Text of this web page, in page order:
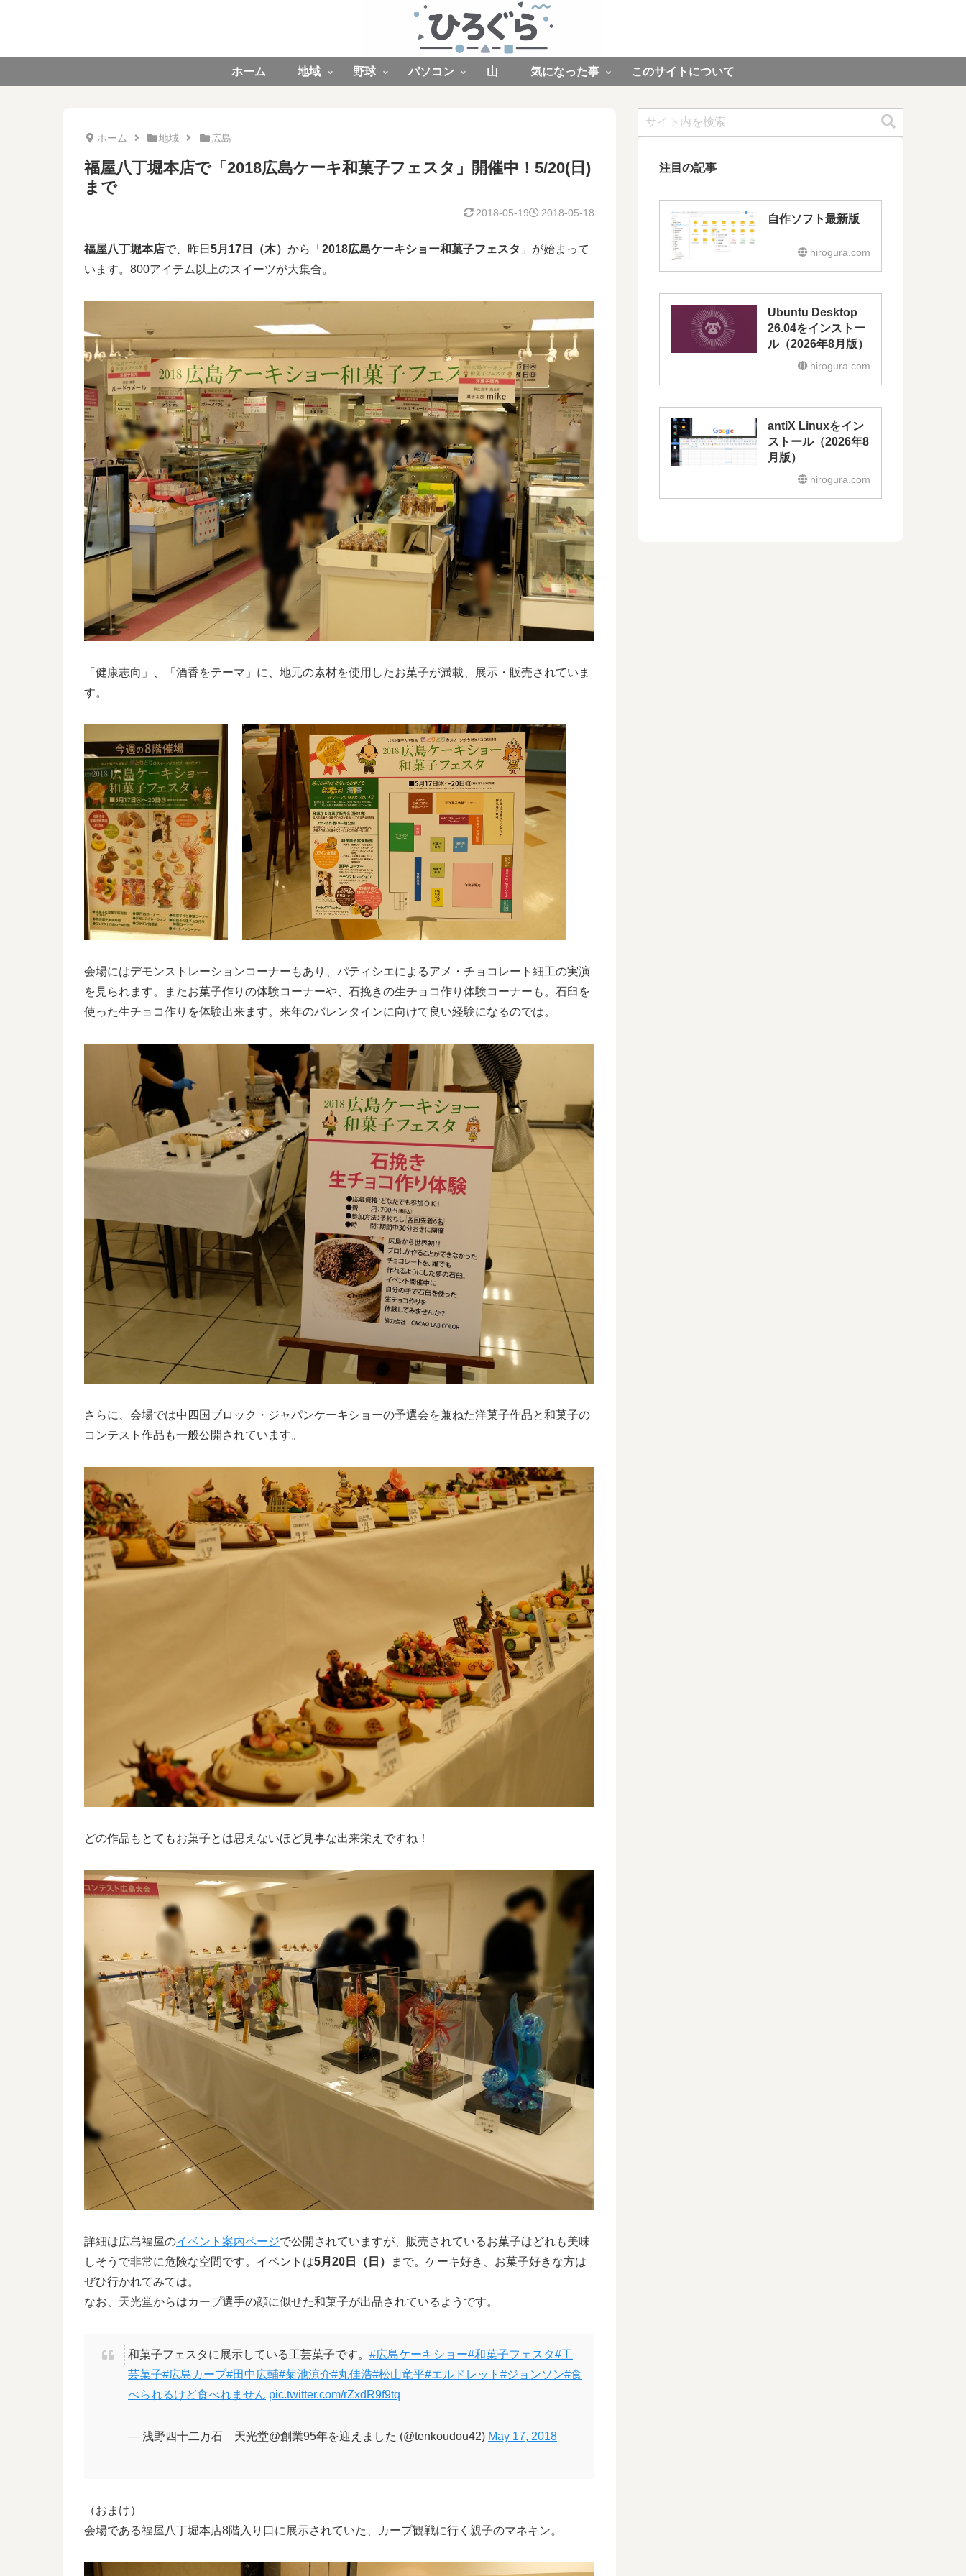
ホーム 地域 野球 パソコン 山 気になった事 このサイトについて
ホーム 地域 広島
福屋八丁堀本店で「2018広島ケーキ和菓子フェスタ」開催中！5/20(日)
まで
2018-05-18
2018-05-19
福屋八丁堀本店で、昨日 5月17日（木） から「 2018広島ケーキショー和菓子フェスタ 」が始まって
います。800アイテム以上のスイーツが大集合。
「健康志向」、「酒香をテーマ」に、地元の素材を使用したお菓子が満載、展示・販売されていま
す。
会場にはデモンストレーションコーナーもあり、パティシエによるアメ・チョコレート細工の実演
を見られます。またお菓子作りの体験コーナーや、石挽きの生チョコ作り体験コーナーも。石臼を
使った生チョコ作りを体験出来ます。来年のバレンタインに向けて良い経験になるのでは。
さらに、会場では中四国ブロック・ジャパンケーキショーの予選会を兼ねた洋菓子作品と和菓子の
コンテスト作品も一般公開されています。
どの作品もとてもお菓子とは思えないほど見事な出来栄えですね！
詳細は広島福屋のイベント案内ページで公開されていますが、販売されているお菓子はどれも美味
しそうで非常に危険な空間です。イベントは5月20日（日）
まで。ケーキ好き、お菓子好きな方は
ぜひ行かれてみては。
なお、天光堂からはカープ選手の顔に似せた和菓子が出品されているようです。
和菓子フェスタに展示している工芸菓子です。 #広島ケーキショー#和菓子フェスタ#工
芸菓子#広島カープ#田中広輔#菊池涼介#丸佳浩#松山竜平#エルドレット #ジョンソン#食
べられるけど食べれません pic.twitter.com/rZxdR9f9tq
— 浅野四十二万石 天光堂@創業95年を迎えました (@tenkoudou42) May 17, 2018
（おまけ）
会場である福屋八丁堀本店8階入り口に展示されていた、カープ観戦に行く親子のマネキン。
注目の記事
自作ソフト最新版
hirogura.com
Ubuntu Desktop
26.04をインストー
ル（2026年8月版）
hirogura.com
antiX Linuxをイン
ストール（2026年8
月版）
hirogura.com